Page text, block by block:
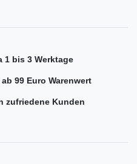
1 bis 3 Werktage
99 Euro Warenwert
zufriedene Kunden